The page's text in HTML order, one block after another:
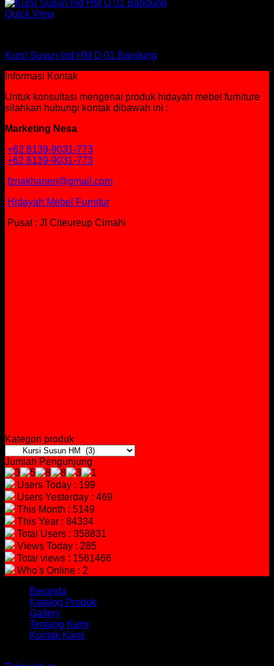
Quick View
Kursi Susun Ind HM D 01 Bandung
Informasi Kontak
Untuk konsultasi mengenai produk hidayah mebel furniture
silahkan hubungi kontak dibawah ini :
Marketing Nesa
+62 8139-9031-773
+62 8139-9031-773
fznakhanen@gmail.com
Hidayah Mebel Furnitur
Pusat : Jl Citeureup Cimahi
Kategori produk
Jumlah Pengunjung
Users Today : 199
Users Yesterday : 469
This Month : 5149
This Year : 84334
Total Users : 358831
Views Today : 285
Total views : 1561466
Who's Online : 2
Beranda
Katalog Produk
Gallery
Tentang Kami
Kontak Kami